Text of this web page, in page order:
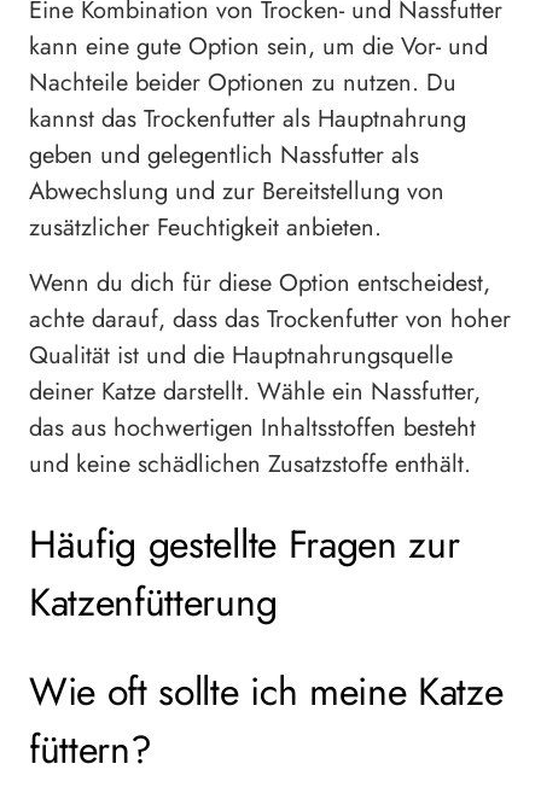
Eine Kombination von Trocken- und Nassfutter
kann eine gute Option sein, um die Vor- und
Nachteile beider Optionen zu nutzen. Du
kannst das Trockenfutter als Hauptnahrung
geben und gelegentlich Nassfutter als
Abwechslung und zur Bereitstellung von
zusätzlicher Feuchtigkeit anbieten.
Wenn du dich für diese Option entscheidest,
achte darauf, dass das Trockenfutter von hoher
Qualität ist und die Hauptnahrungsquelle
deiner Katze darstellt. Wähle ein Nassfutter,
das aus hochwertigen Inhaltsstoffen besteht
und keine schädlichen Zusatzstoffe enthält.
Häufig gestellte Fragen zur
Katzenfütterung
Wie oft sollte ich meine Katze
füttern?